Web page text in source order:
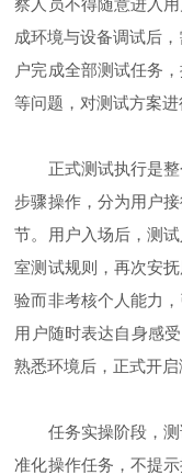
成环境与设备调试后
户完成全部测试任务
等问题，对测试方案
正式测试执行是整
步骤操作，分为用户
节。用户入场后，测
室测试规则，再次安
验而非考核个人能力
用户随时表达自身感
熟悉环境后，正式开启
任务实操阶段，测
准化操作任务，不提